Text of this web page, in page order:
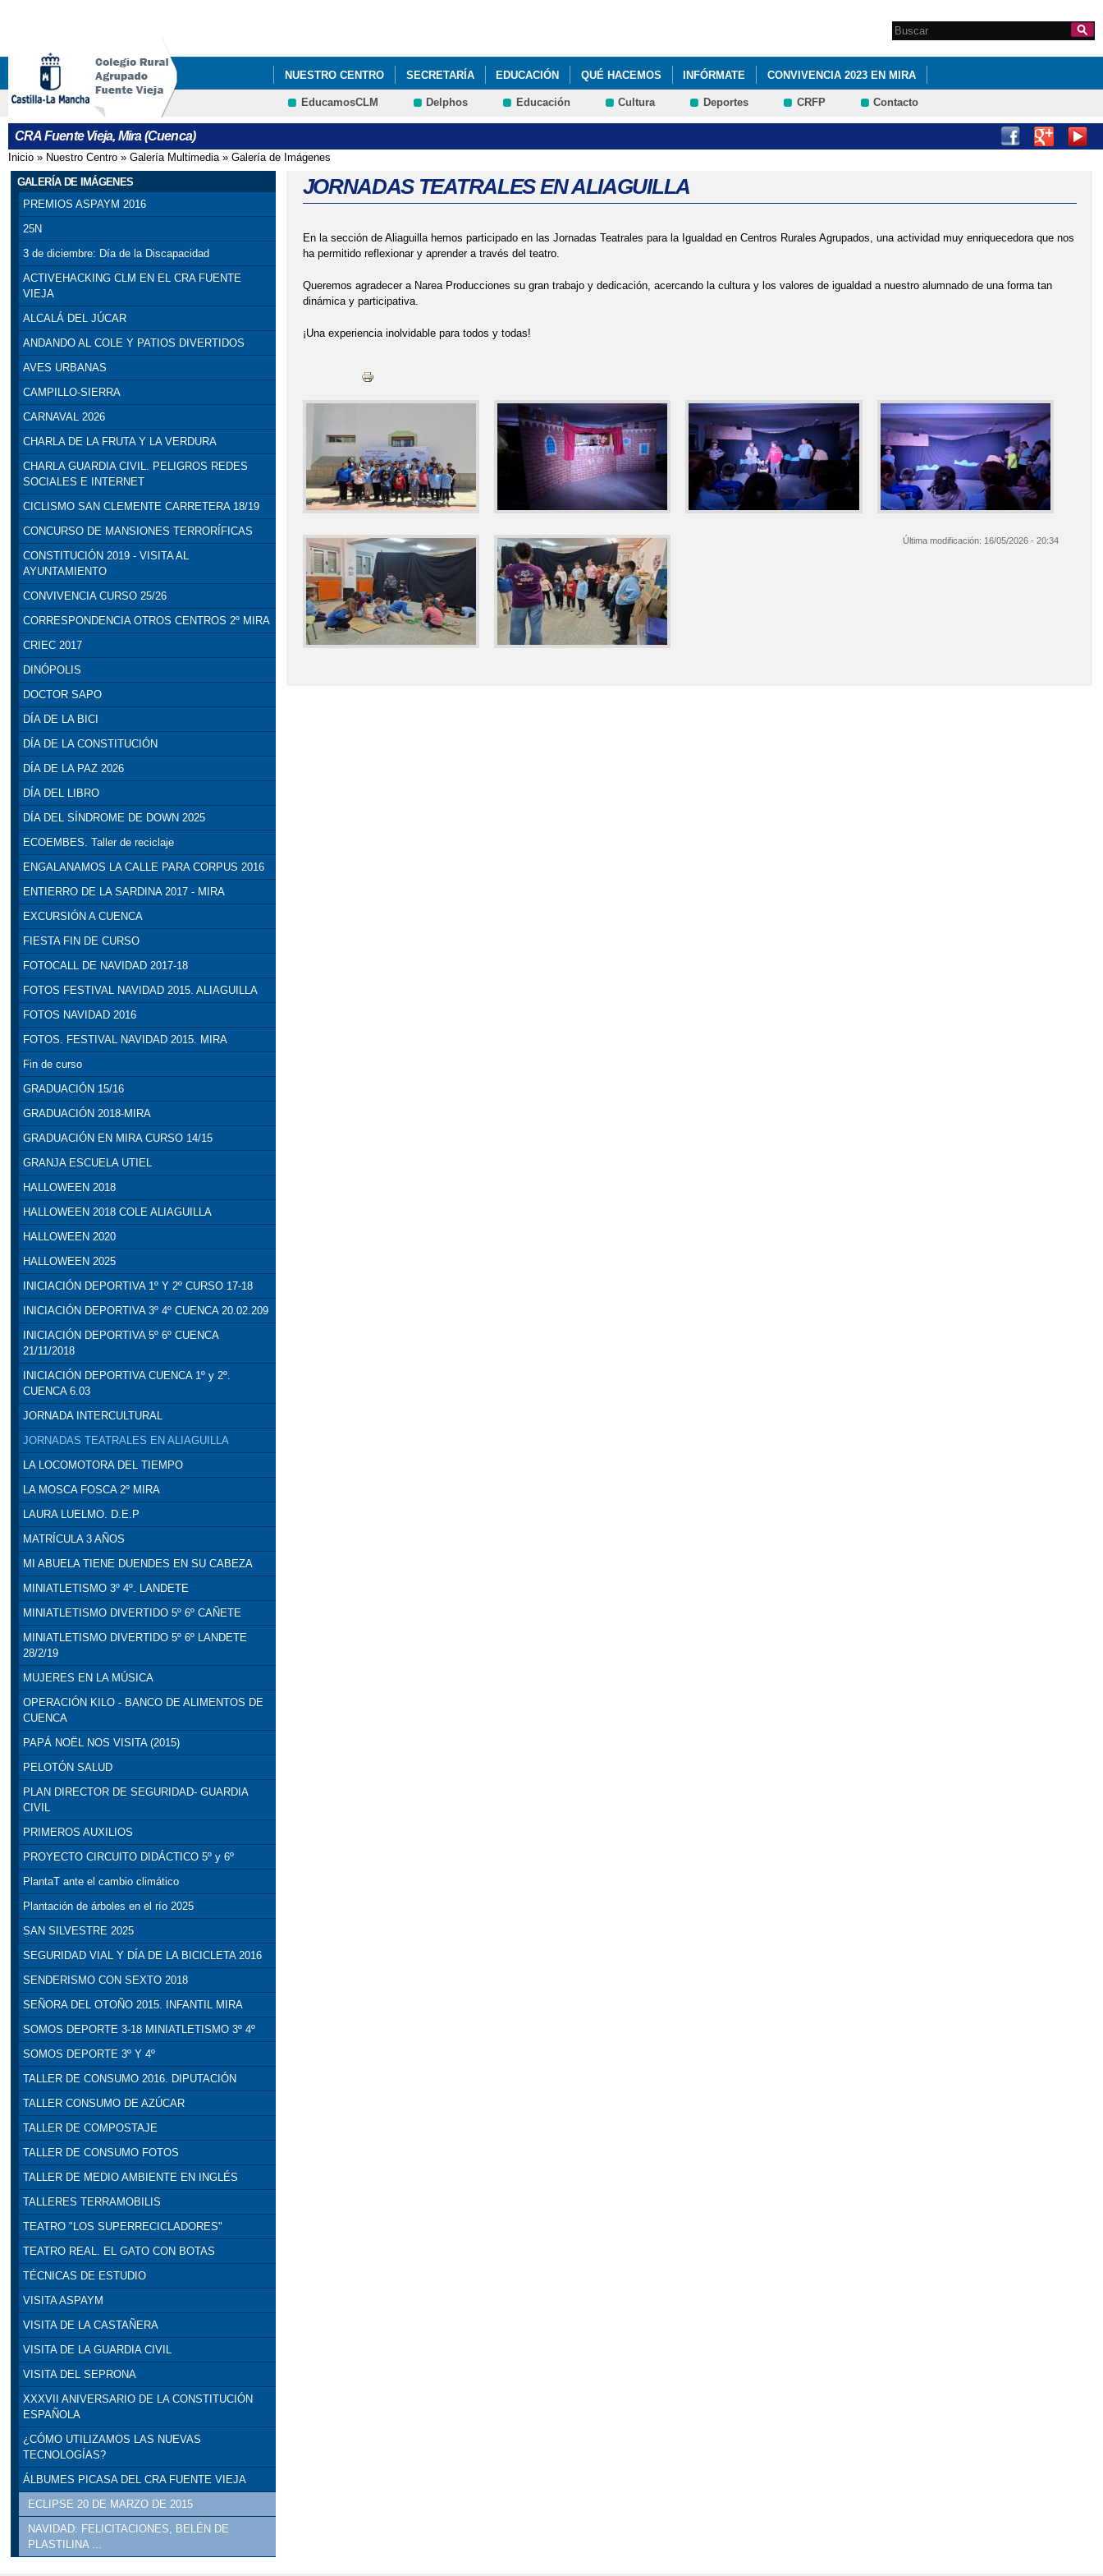
Formulario de
búsqueda
Search this site
NUESTRO CENTRO SECRETARÍA EDUCACIÓN QUÉ HACEMOS INFÓRMATE CONVIVENCIA 2023 EN MIRA
DURMIENDO CON TIBURONES 2023 DÍA DEL AUTISMO FELICITACIÓN NAVIDEÑA DEL CRA FUENTE VIEJA
EducamosCLM Delphos Educación Cultura Deportes CRFP Contacto
CRA Fuente Vieja, Mira (Cuenca)
Se encuentra usted aquí
Inicio » Nuestro Centro » Galería Multimedia» Galería de Imágenes
GALERÍA DE IMÁGENES
PREMIOS ASPAYM 2016
25N
3 de diciembre: Día de la Discapacidad
ACTIVEHACKING CLM EN EL CRA FUENTE
VIEJA
ALCALÁ DEL JÚCAR
ANDANDO AL COLE Y PATIOS DIVERTIDOS
AVES URBANAS
CAMPILLO-SIERRA
CARNAVAL 2026
CHARLA DE LA FRUTA Y LA VERDURA
CHARLA GUARDIA CIVIL. PELIGROS REDES
SOCIALES E INTERNET
CICLISMO SAN CLEMENTE CARRETERA 18/19
CONCURSO DE MANSIONES TERRORÍFICAS
CONSTITUCIÓN 2019 - VISITA AL
AYUNTAMIENTO
CONVIVENCIA CURSO 25/26
CORRESPONDENCIA OTROS CENTROS 2º MIRA
CRIEC 2017
DINÓPOLIS
DOCTOR SAPO
DÍA DE LA BICI
DÍA DE LA CONSTITUCIÓN
DÍA DE LA PAZ 2026
DÍA DEL LIBRO
DÍA DEL SÍNDROME DE DOWN 2025
ECOEMBES. Taller de reciclaje
ENGALANAMOS LA CALLE PARA CORPUS 2016
ENTIERRO DE LA SARDINA 2017 - MIRA
EXCURSIÓN A CUENCA
FIESTA FIN DE CURSO
FOTOCALL DE NAVIDAD 2017-18
FOTOS FESTIVAL NAVIDAD 2015. ALIAGUILLA
FOTOS NAVIDAD 2016
FOTOS. FESTIVAL NAVIDAD 2015. MIRA
Fin de curso
GRADUACIÓN 15/16
GRADUACIÓN 2018-MIRA
GRADUACIÓN EN MIRA CURSO 14/15
GRANJA ESCUELA UTIEL
HALLOWEEN 2018
HALLOWEEN 2018 COLE ALIAGUILLA
HALLOWEEN 2020
HALLOWEEN 2025
INICIACIÓN DEPORTIVA 1º Y 2º CURSO 17-18
INICIACIÓN DEPORTIVA 3º 4º CUENCA 20.02.209
INICIACIÓN DEPORTIVA 5º 6º CUENCA
21/11/2018
INICIACIÓN DEPORTIVA CUENCA 1º y 2º.
CUENCA 6.03
JORNADA INTERCULTURAL
JORNADAS TEATRALES EN ALIAGUILLA
LA LOCOMOTORA DEL TIEMPO
LA MOSCA FOSCA 2º MIRA
LAURA LUELMO. D.E.P
MATRÍCULA 3 AÑOS
MI ABUELA TIENE DUENDES EN SU CABEZA
MINIATLETISMO 3º 4º. LANDETE
MINIATLETISMO DIVERTIDO 5º 6º CAÑETE
MINIATLETISMO DIVERTIDO 5º 6º LANDETE
28/2/19
MUJERES EN LA MÚSICA
OPERACIÓN KILO - BANCO DE ALIMENTOS DE
CUENCA
PAPÁ NOËL NOS VISITA (2015)
PELOTÓN SALUD
PLAN DIRECTOR DE SEGURIDAD- GUARDIA
CIVIL
PRIMEROS AUXILIOS
PROYECTO CIRCUITO DIDÁCTICO 5º y 6º
PlantaT ante el cambio climático
Plantación de árboles en el río 2025
SAN SILVESTRE 2025
SEGURIDAD VIAL Y DÍA DE LA BICICLETA 2016
SENDERISMO CON SEXTO 2018
SEÑORA DEL OTOÑO 2015. INFANTIL MIRA
SOMOS DEPORTE 3-18 MINIATLETISMO 3º 4º
SOMOS DEPORTE 3º Y 4º
TALLER DE CONSUMO 2016. DIPUTACIÓN
TALLER CONSUMO DE AZÚCAR
TALLER DE COMPOSTAJE
TALLER DE CONSUMO FOTOS
TALLER DE MEDIO AMBIENTE EN INGLÉS
TALLERES TERRAMOBILIS
TEATRO "LOS SUPERRECICLADORES"
TEATRO REAL. EL GATO CON BOTAS
TÉCNICAS DE ESTUDIO
VISITA ASPAYM
VISITA DE LA CASTAÑERA
VISITA DE LA GUARDIA CIVIL
VISITA DEL SEPRONA
XXXVII ANIVERSARIO DE LA CONSTITUCIÓN
ESPAÑOLA
¿CÓMO UTILIZAMOS LAS NUEVAS
TECNOLOGÍAS?
ÁLBUMES PICASA DEL CRA FUENTE VIEJA
ECLIPSE 20 DE MARZO DE 2015
NAVIDAD: FELICITACIONES, BELÉN DE
PLASTILINA ...
JORNADAS TEATRALES EN ALIAGUILLA
En la sección de Aliaguilla hemos participado en las Jornadas Teatrales para la Igualdad en Centros Rurales Agrupados, una actividad muy enriquecedora que nos
ha permitido reflexionar y aprender a través del teatro.
Queremos agradecer a Narea Producciones su gran trabajo y dedicación, acercando la cultura y los valores de igualdad a nuestro alumnado de una forma tan
dinámica y participativa.
¡Una experiencia inolvidable para todos y todas!
Última modificación: 16/05/2026 - 20:34